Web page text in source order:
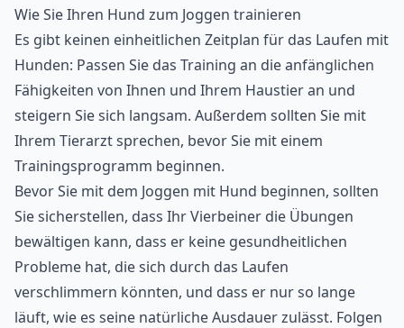
Wie Sie Ihren Hund zum Joggen trainieren
Es gibt keinen einheitlichen Zeitplan für das Laufen mit
Hunden: Passen Sie das Training an die anfänglichen
Fähigkeiten von Ihnen und Ihrem Haustier an und
steigern Sie sich langsam. Außerdem sollten Sie mit
Ihrem Tierarzt sprechen, bevor Sie mit einem
Trainingsprogramm beginnen.
Bevor Sie mit dem Joggen mit Hund beginnen, sollten
Sie sicherstellen, dass Ihr Vierbeiner die Übungen
bewältigen kann, dass er keine gesundheitlichen
Probleme hat, die sich durch das Laufen
verschlimmern könnten, und dass er nur so lange
läuft, wie es seine natürliche Ausdauer zulässt. Folgen